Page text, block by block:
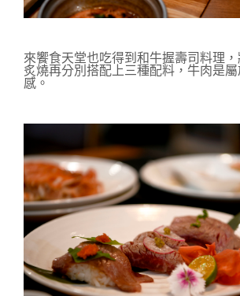
來饗食天堂也吃得到和牛握壽司料理
炙燒再分別搭配上三種配料，牛肉是
感。